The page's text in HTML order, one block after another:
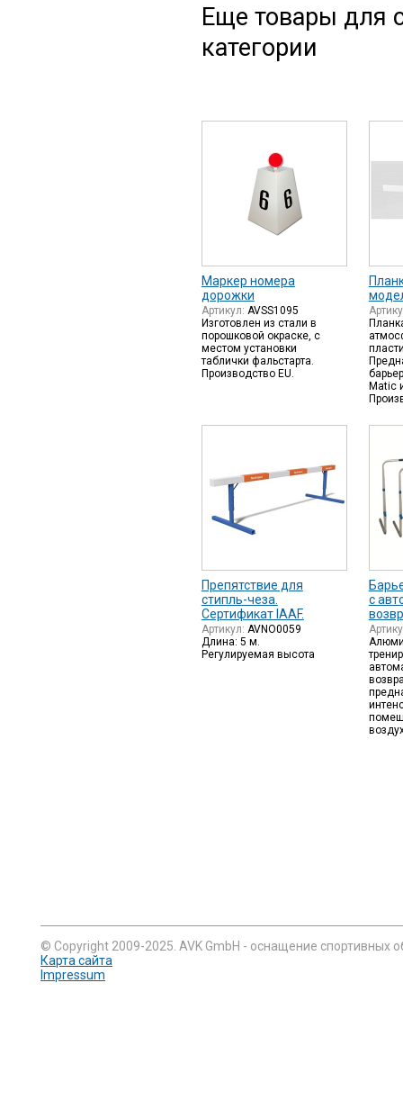
Еще товары для
категории
Маркер номера
дорожки
Артикул: AVSS1095
Изготовлен из стали в
порошковой окраске, с
местом установки
таблички фальстарта.
Производство EU.
Matic
Препятствие для
стипль-чеза.
Сертификат IAAF.
Артикул: AVNO0059
Длина: 5 м.
Регулируемая высота
с
© Copyright 2009-2025. AVK GmbH - оснащение спортивных
Карта сайта
Impressum